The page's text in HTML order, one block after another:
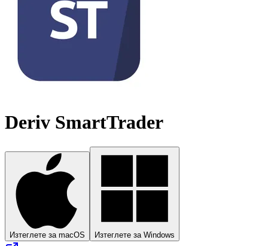
Deriv SmartTrader
Изтеглете за macOS Изтеглете за Windows